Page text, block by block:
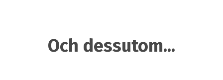
Och dessutom...